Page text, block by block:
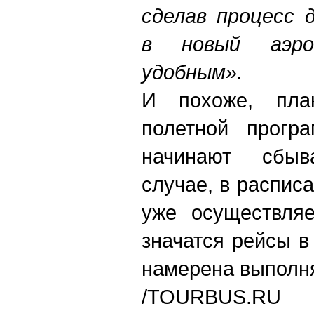
сделав процесс
в новый
удобным».
И похоже,
полетной
начинают
случае, в
уже
значатся рейсы
намерена
/TOURBUS.RU